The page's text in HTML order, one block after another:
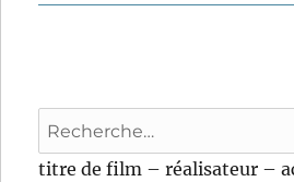
Recherche
pour
titre de film – réalisateur –